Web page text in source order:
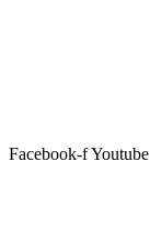
Facebook-fYoutube